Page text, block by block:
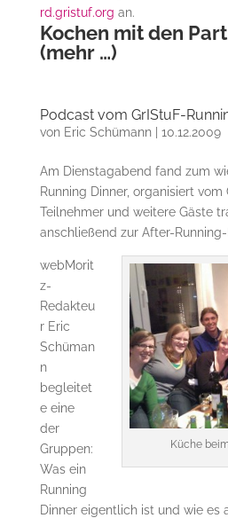
rd.gristuf.org an.
Kochen mit den
(mehr …)
Podcast vom GrIStuF-
von Eric Schümann| 10.12.2009
Am Dienstagabend fand zum
Running Dinner, organisiert vom
Teilnehmer und weitere Gäste
anschließend zur After-
Küche
webMorit
z-
Redakteu
r Eric
Schüman
n
begleitet
e eine
der
Gruppen:
Was ein
Running
Dinner eigentlich ist und wie es